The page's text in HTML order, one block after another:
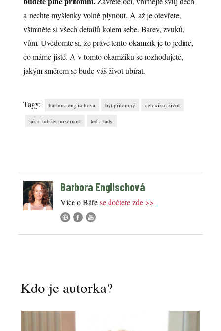
a nechte myšlenky volně plynout. A až je otevřete,
všimněte si všech detailů kolem sebe. Barev, zvuků,
vůní. Uvědomte si, že právě tento okamžik je to jediné,
co máme jisté. A v tomto okamžiku se rozhodujete,
jakým směrem se bude váš život ubírat.
Tagy: barbora englischova být přítomný detoxikuj život
jak si udržet pozornost teď a tady
Barbora Englischová
Více o Bářese dočtete zde >>
Kdo je autorka?